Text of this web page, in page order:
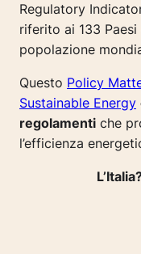
Regulatory
riferito ai 133
popolazione
Questo Policy
Sustainable Energy
regolamenti che
l’efficienza